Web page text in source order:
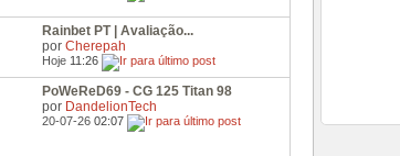
Rainbet PT | Avaliação...
por Cherepah
Hoje 11:26
PoWeReD69 - CG 125 Titan 98
por DandelionTech
20-07-26 02:07